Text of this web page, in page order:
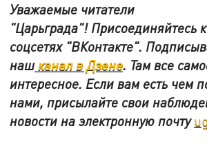
Уважаемые читатели
"Царьграда"! Присоединяйтесь
соцсетях "ВКонтакте".
нашканал в Дзене. Там все
интересное. Если вам есть чем
нами, присылайте свои
новости на электронную почту